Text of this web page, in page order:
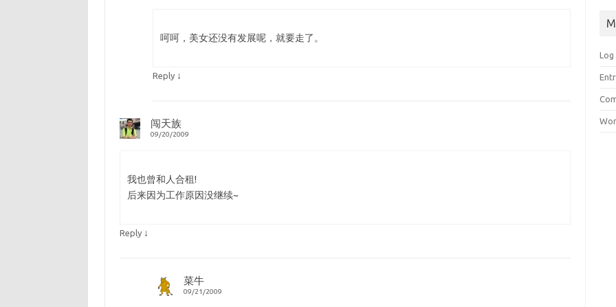
呵呵，美女还没有发展呢，就要走了。
Reply ↓
闯天族
09/20/2009
我也曾和人合租!
后来因为工作原因没继续~
Reply ↓
菜牛
09/21/2009
Log